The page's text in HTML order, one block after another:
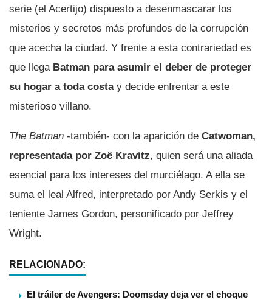
serie (el Acertijo) dispuesto a desenmascarar los
misterios y secretos más profundos de la corrupción
que acecha la ciudad. Y frente a esta contrariedad es
que llega Batman para asumir el deber de proteger
su hogar a toda costa y decide enfrentar a este
misterioso villano.
The Batman -también- con la aparición de Catwoman,
representada por Zoë Kravitz, quien será una aliada
esencial para los intereses del murciélago. A ella se
suma el leal Alfred, interpretado por Andy Serkis y el
teniente James Gordon, personificado por Jeffrey
Wright.
RELACIONADO:
El tráiler de Avengers: Doomsday deja ver el choque